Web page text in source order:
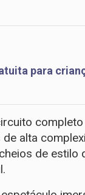
para
alta
de estilo